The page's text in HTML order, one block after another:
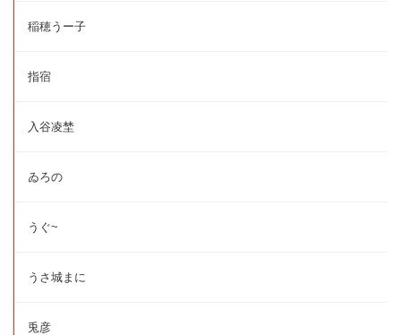
稲穂うー子
指宿
入谷凌埜
ゐろの
うぐ~
うさ城まに
兎彦